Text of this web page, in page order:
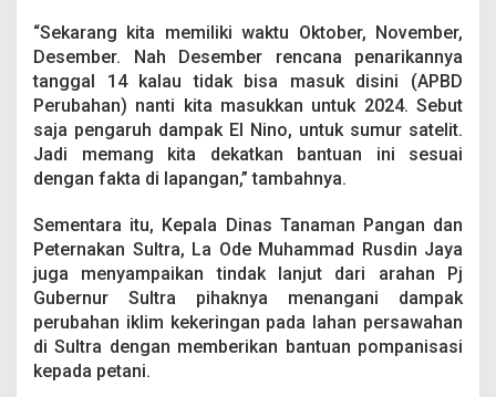
“Sekarang kita memiliki waktu Oktober, November,
Desember. Nah Desember rencana penarikannya
tanggal 14 kalau tidak bisa masuk disini (APBD
Perubahan) nanti kita masukkan untuk 2024. Sebut
saja pengaruh dampak El Nino, untuk sumur satelit.
Jadi memang kita dekatkan bantuan ini sesuai
dengan fakta di lapangan,” tambahnya.
Sementara itu, Kepala Dinas Tanaman Pangan dan
Peternakan Sultra, La Ode Muhammad Rusdin Jaya
juga menyampaikan tindak lanjut dari arahan Pj
Gubernur Sultra pihaknya menangani dampak
perubahan iklim kekeringan pada lahan persawahan
di Sultra dengan memberikan bantuan pompanisasi
kepada petani.